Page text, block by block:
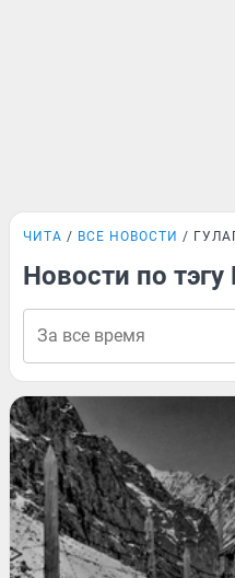
ЧИТА ВСЕ НОВОСТИ
Новости по